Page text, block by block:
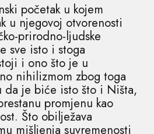
početak u kojem
u njegovoj otvorenosti
prirodno-ljudske
sve isto i stoga
i ono što je u
nihilizmom zbog toga
da je biće isto što i Ništa,
promjenu kao
Što obilježava
mišljenja suvremenosti